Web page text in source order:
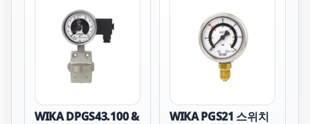
gaseous, dry, clean, oil-
and grease-free media,
also in aggressive
environments
WIKA DPGS43.100 &
WIKA PGS21 스위치